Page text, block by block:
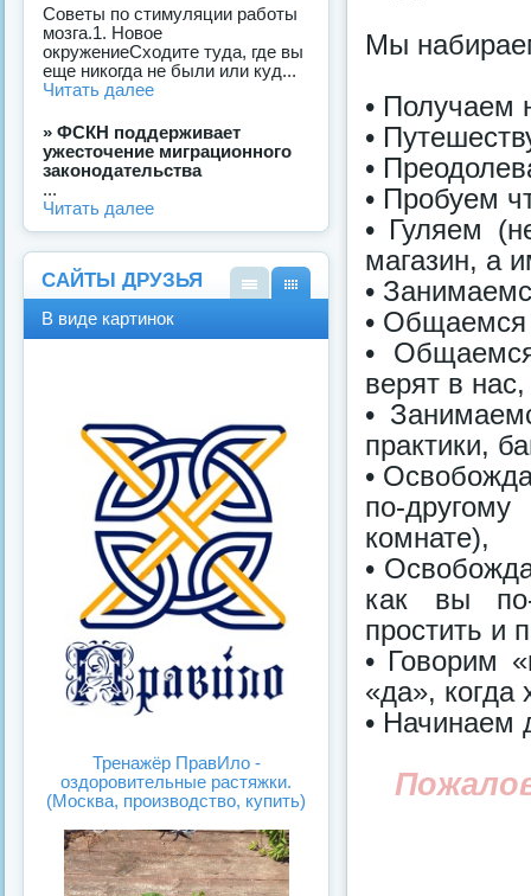
Мы
• Получаем
•
•
• Пробуем
• Гуляем
магазин, а
•
•
•
верят в нас,
•
практики,
•
по-
комнате),
•
как вы по-
простить и
• Говорим
«да», когда
• Начинаем
Советы по стимуляции работы
мозга.1. Новое
окружениеСходите туда, где вы
еще никогда не были или куд...
Читать далее
» ФСКН поддерживает
ужесточение миграционного
законодательства
...
Читать далее
САЙТЫ ДРУЗЬЯ
В виде картинок
Тренажёр ПравИло -
оздоровительные растяжки.
(Москва, производство, купить)